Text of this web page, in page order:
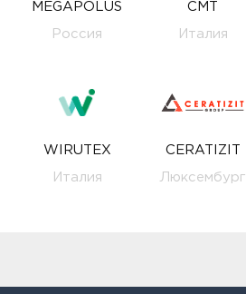
MEGAPOLUS
Россия
CMT
Италия
WIRUTEX
Италия
CERATIZIT
Люксембург